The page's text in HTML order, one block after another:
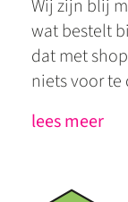
Wij zijn blij
wat bestelt
dat met
niets voor te
lees meer